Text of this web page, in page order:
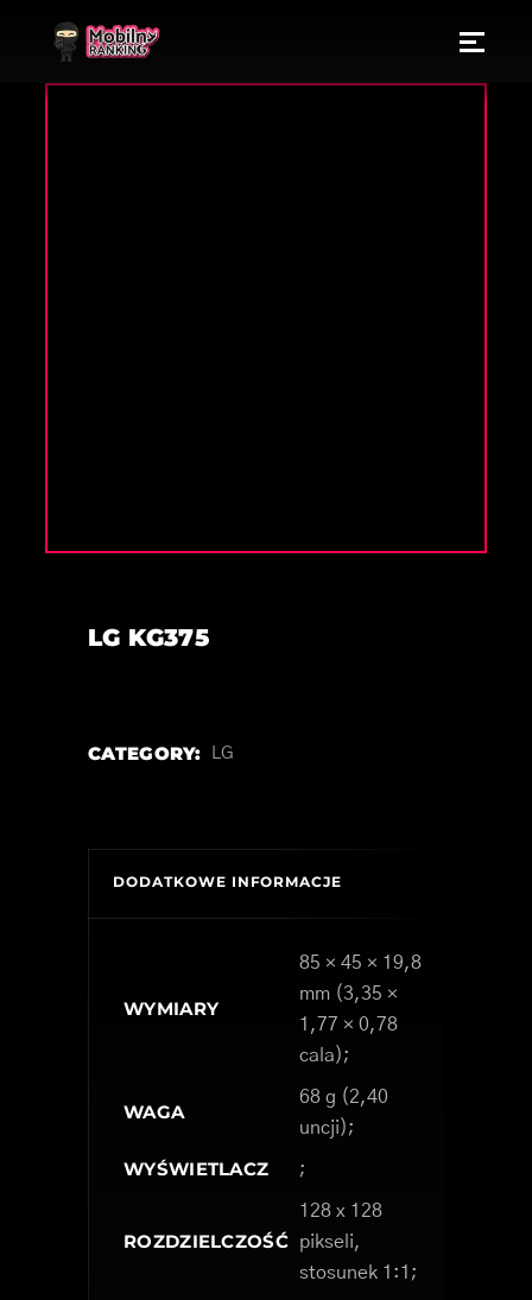
LG KG375
CATEGORY: LG
DODATKOWE INFORMACJE
WYMIARY
85 × 45 × 19,8
mm (3,35 ×
1,77 × 0,78
cala);
WAGA
68 g (2,40
uncji);
WYŚWIETLACZ ;
ROZDZIELCZOŚĆ
128 x 128
pikseli,
stosunek 1:1;